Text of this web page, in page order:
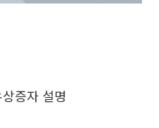
증자 설명